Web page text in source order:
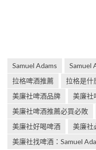
Samuel Adams
Samuel
拉格啤酒推薦
拉格是什
美廉社啤酒品牌
美廉社
美廉社啤酒推薦必買必敗
美廉社好喝啤酒
美廉社
美廉社找啤酒：Samuel